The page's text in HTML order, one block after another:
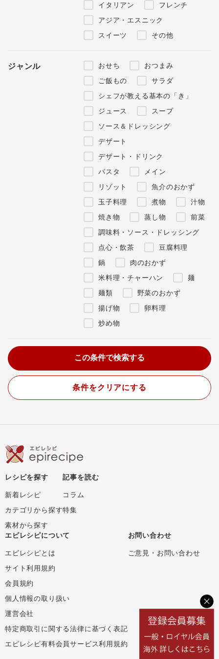
イタリアン
フレンチ
アジア・エスニック
スイーツ
その他
ジャンル おせち
おつまみ
ご飯もの
サラダ
シェフが教える基本の「き」
ジュース
スープ
ソース＆ドレッシング
デザート
デザート・ドリンク
パスタ
メイン
リゾット
魚介のおかず
玉子料理
煮物
汁物
焼き物
蒸し物
前菜
調味料・ソース・ドレッシング
点心・飲茶
豆腐料理
鍋
肉のおかず
米料理・チャーハン
麺
麺類
野菜のおかず
揚げ物
卵料理
炒め物
条件をクリアにする
レシピを探す
新着レシピ
カテゴリから探す
素材から探す
記事を読む
コラム
特集
エピレシピについて
エピレシピとは
サイト利用規約
会員規約
個人情報の取り扱い
運営会社
特定商取引に関する法律に基づく表記
エピレシピ有料会員サービス利用規約
お問い合わせ
ご意見・お問い合わせ